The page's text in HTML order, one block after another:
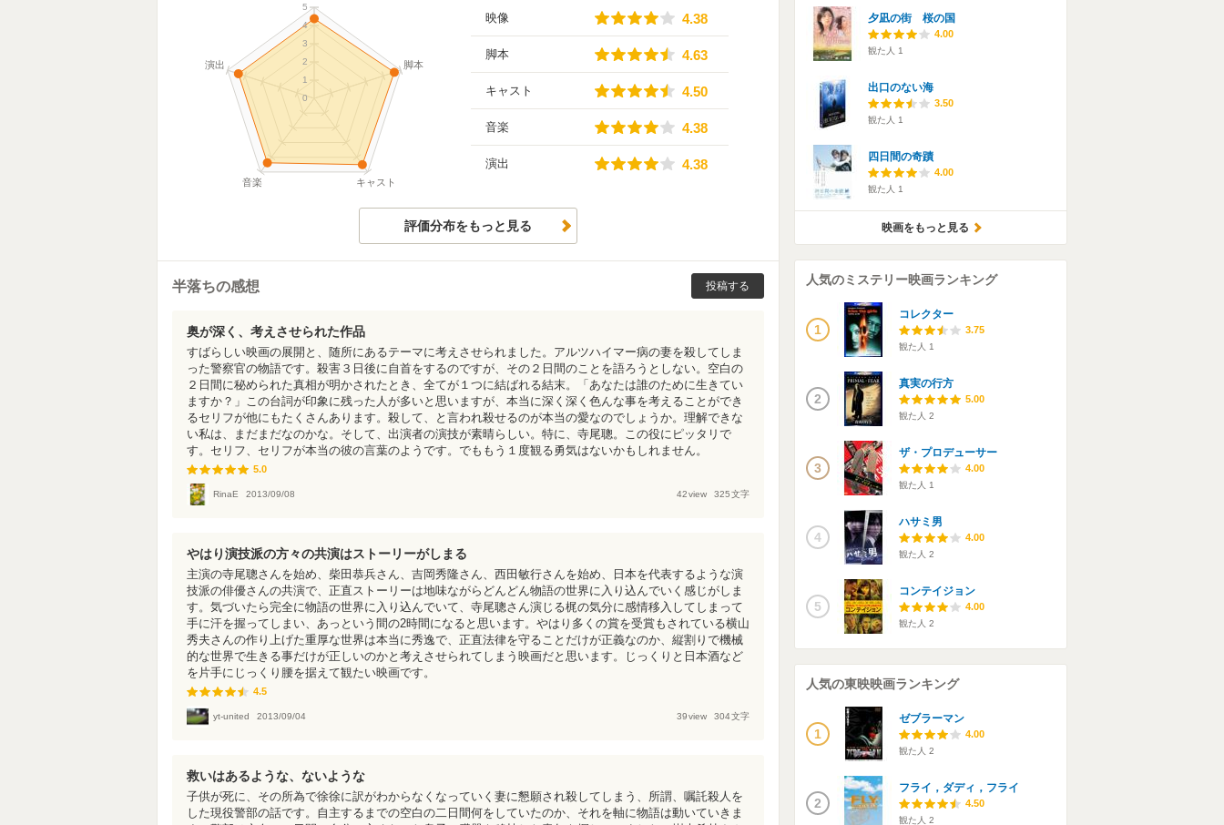
脚本
キャスト
音楽
演出
0
1
2
3
4
5
映像 4.38
4.38
脚本 4.63
4.63
キャスト 4.50
4.50
音楽 4.38
4.38
演出 4.38
4.38
評価分布をもっと見る
半落ちの感想 投稿する
奥が深く、考えさせられた作品
すばらしい映画の展開と、随所にあるテーマに考えさせられました。アルツハイマー病の妻を殺してしま
った警察官の物語です。殺害３日後に自首をするのですが、その２日間のことを語ろうとしない。空白の
２日間に秘められた真相が明かされたとき、全てが１つに結ばれる結末。「あなたは誰のために生きてい
ますか？」この台詞が印象に残った人が多いと思いますが、本当に深く深く色んな事を考えることができ
るセリフが他にもたくさんあります。殺して、と言われ殺せるのが本当の愛なのでしょうか。理解できな
い私は、まだまだなのかな。そして、出演者の演技が素晴らしい。特に、寺尾聰。この役にピッタリで
す。セリフ、セリフが本当の彼の言葉のようです。でももう１度観る勇気はないかもしれません。
5.0
5.0
RinaE 2013/09/08 42view 325文字
やはり演技派の方々の共演はストーリーがしまる
主演の寺尾聰さんを始め、柴田恭兵さん、吉岡秀隆さん、西田敏行さんを始め、日本を代表するような演
技派の俳優さんの共演で、正直ストーリーは地味ながらどんどん物語の世界に入り込んでいく感じがしま
す。気づいたら完全に物語の世界に入り込んでいて、寺尾聰さん演じる梶の気分に感情移入してしまって
手に汗を握ってしまい、あっという間の2時間になると思います。やはり多くの賞を受賞もされている横山
秀夫さんの作り上げた重厚な世界は本当に秀逸で、正直法律を守ることだけが正義なのか、縦割りで機械
的な世界で生きる事だけが正しいのかと考えさせられてしまう映画だと思います。じっくりと日本酒など
を片手にじっくり腰を据えて観たい映画です。
4.5
4.5
yt-united 2013/09/04 39view 304文字
救いはあるような、ないような
子供が死に、その所為で徐徐に訳がわからなくなっていく妻に懇願され殺してしまう、所謂、嘱託殺人を
した現役警部の話です。自主するまでの空白の二日間何をしていたのか、それを軸に物語は動いていきま
夕凪の街 桜の国
4.00
観た人 1
出口のない海
3.50
観た人 1
四日間の奇蹟
4.00
観た人 1
映画をもっと見る
人気のミステリー映画ランキング
1
コレクター
3.75
観た人 1
2
真実の行方
5.00
観た人 2
3
ザ・プロデューサー
4.00
観た人 1
4
ハサミ男
4.00
観た人 2
5
コンテイジョン
4.00
観た人 2
人気の東映映画ランキング
1
ゼブラーマン
4.00
観た人 2
2
フライ，ダディ，フライ
4.50
観た人 2